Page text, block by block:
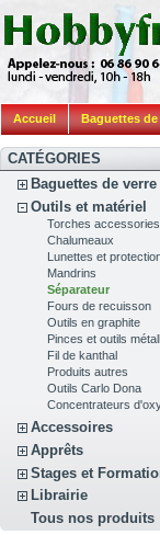
Accueil Baguettes de
CATÉGORIES
Baguettes de verre
Outils et matériel
Torches accessories
Chalumeaux
Lunettes et
Mandrins
Séparateur
Fours de recuisson
Outils en graphite
Pinces et outils
Fil de kanthal
Produits autres
Outils Carlo Dona
Concentrateurs
Accessoires
Apprêts
Stages et
Librairie
Tous nos produits